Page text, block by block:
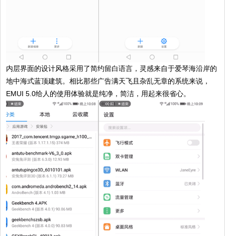
内层界面的设计风格采用了简约留白语言，灵感来自于爱琴海沿岸的
地中海式蓝顶建筑。相比那些广告满天飞且杂乱无章的系统来说，
EMUI 5.0给人的使用体验就是纯净，简洁，用起来很省心。